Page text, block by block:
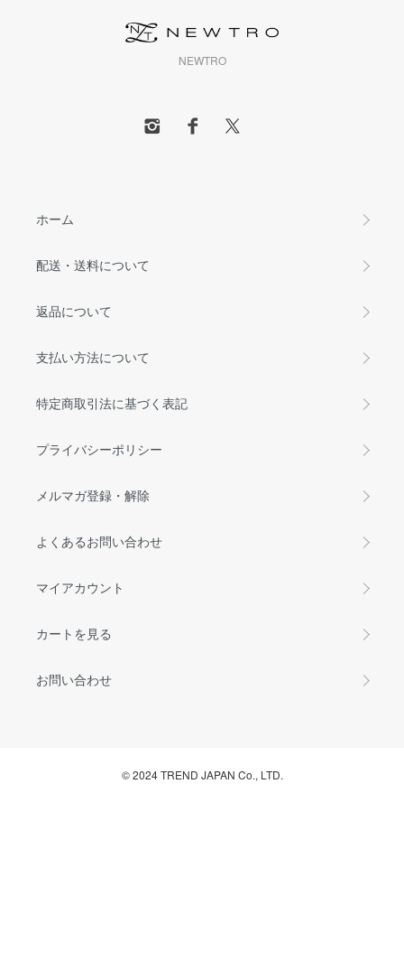
NEWTRO
ホーム
配送・送料について
返品について
支払い方法について
特定商取引法に基づく表記
プライバシーポリシー
メルマガ登録・解除
よくあるお問い合わせ
マイアカウント
カートを見る
お問い合わせ
© 2024 TREND JAPAN Co., LTD.